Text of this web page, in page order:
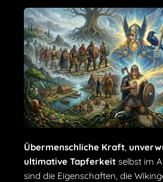
Übermenschliche Kraft
ultimative Tapferkeit selbst im
sind die Eigenschaften, die